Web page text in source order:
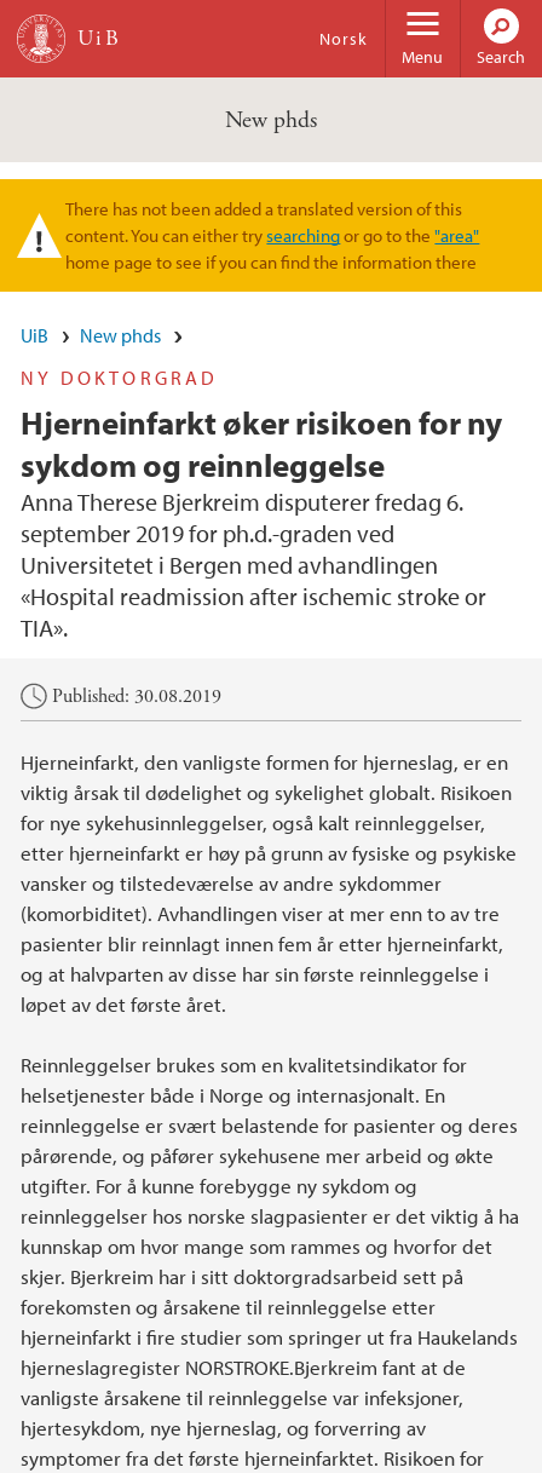
Skip to main content
Menu
Norsk
Search
New phds
Warning message
There has not been added a translated version of this
content. You can either trysearchingor go to the"area"
home page to see if you can find the information there
UiB
New phds
NY DOKTORGRAD
Hjerneinfarkt øker risikoen for ny
sykdom og reinnleggelse
Anna Therese Bjerkreim disputerer fredag 6.
september 2019 for ph.d.-graden ved
Universitetet i Bergen med avhandlingen
«Hospital readmission after ischemic stroke or
TIA».
Main content
Published: 30.08.2019
Hjerneinfarkt, den vanligste formen for hjerneslag, er en
viktig årsak til dødelighet og sykelighet globalt. Risikoen
for nye sykehusinnleggelser, også kalt reinnleggelser,
etter hjerneinfarkt er høy på grunn av fysiske og psykiske
vansker og tilstedeværelse av andre sykdommer
(komorbiditet). Avhandlingen viser at mer enn to av tre
pasienter blir reinnlagt innen fem år etter hjerneinfarkt,
og at halvparten av disse har sin første reinnleggelse i
løpet av det første året.
Reinnleggelser brukes som en kvalitetsindikator for
helsetjenester både i Norge og internasjonalt. En
reinnleggelse er svært belastende for pasienter og deres
pårørende, og påfører sykehusene mer arbeid og økte
utgifter. For å kunne forebygge ny sykdom og
reinnleggelser hos norske slagpasienter er det viktig å ha
kunnskap om hvor mange som rammes og hvorfor det
skjer. Bjerkreim har i sitt doktorgradsarbeid sett på
forekomsten og årsakene til reinnleggelse etter
hjerneinfarkt i fire studier som springer ut fra Haukelands
hjerneslagregister NORSTROKE.Bjerkreim fant at de
vanligste årsakene til reinnleggelse var infeksjoner,
hjertesykdom, nye hjerneslag, og forverring av
symptomer fra det første hjerneinfarktet. Risikoen for